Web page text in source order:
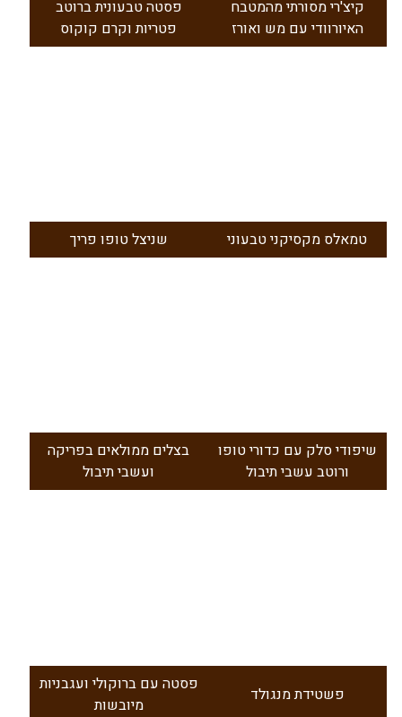
קיצ'רי מסורתי מהמטבח
האיורוודי עם מש ואורז
פסטה טבעונית ברוטב
פטריות וקרם קוקוס
טמאלס מקסיקני טבעוני שניצל טופו פריך
שיפודי סלק עם כדורי טופו
ורוטב עשבי תיבול
בצלים ממולאים בפריקה
ועשבי תיבול
פשטידת מנגולד
פסטה עם ברוקולי ועגבניות
מיובשות